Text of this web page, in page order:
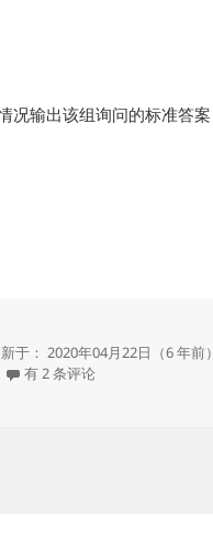
况输出该组询问的标准答
于： 2020年04月22日（6 年前）
YZOJ P3484 子树求和
有 2 条评论